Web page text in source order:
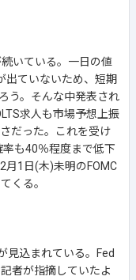
いている。一日の値
出ていないため、短期
う。そんな中発表され
求人も市場予想上振
だった。これを受け
も40％程度まで低下
月1日(木)未明のFOMC
くる。
見込まれている。Fed
者が指摘していたよ